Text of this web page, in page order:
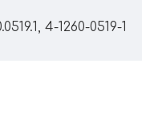
4-1260-0519-1